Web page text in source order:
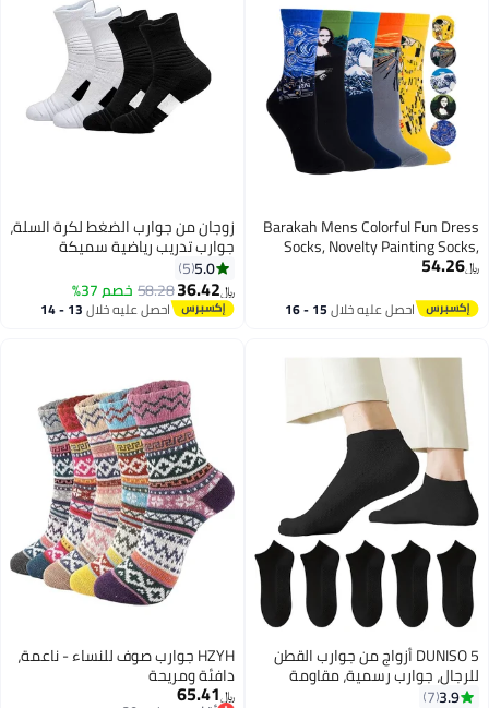
Barakah Mens Colorful Fun Dress
Socks, Novelty Painting Socks,
Fancy Funny Casual Combed
Striking Design for Running
Skateboarding Hiking Sports Daily
﷼‏54.26
احصل عليه خلال 15 - 16
زوجان من جوارب الضغط لكرة السلة،
جوارب تدريب رياضية سميكة
متوسطة الأنبوب، جوارب تنس
الريشة، جوارب جري للرجال والأولاد
5.0
5
﷼‏36.42
58.28خصم 37%
احصل عليه خلال 13 - 14
DUNISO 5 أزواج من جوارب القطن
للرجال، جوارب رسمية، مقاومة
للرطوبة، مناسبة لجميع الفصول،
3.9
7
HZYH جوارب صوف للنساء - ناعمة،
دافئة ومريحة
﷼‏65.41